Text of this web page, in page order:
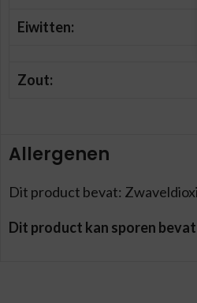
Eiwitten:
Zout:
Allergenen
Dit product bevat:
Dit product kan sporen